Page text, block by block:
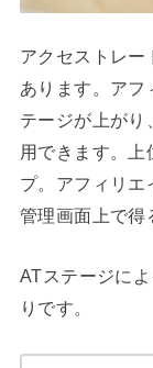
アクセストレー
あります。アフ
テージが上がり
用できます。上
プ。アフィリエ
管理画面上で得
ATステージに
りです。